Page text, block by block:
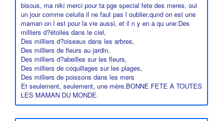
bisous, ma niki merci pour ta pge special fete des meres, oui
un jour comme celuila il ne faut pas l oublier,qund on est une
maman on l est pour la vie aussi, et il n y en a qu une:Des
milliers d?étoiles dans le ciel,
Des milliers d?oiseaux dans les arbres,
Des milliers de fleurs au jardin,
Des milliers d?abeilles sur les fleurs,
Des milliers de coquillages sur les plages,
Des milliers de poissons dans les mers
Et seulement, seulement, une mère.BONNE FETE A TOUTES
LES MAMAN DU MONDE.